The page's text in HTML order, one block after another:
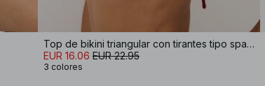
Top de bikini triangular con tirantes tipo spaghetti
EUR 16.06 EUR 22.95
3 colores